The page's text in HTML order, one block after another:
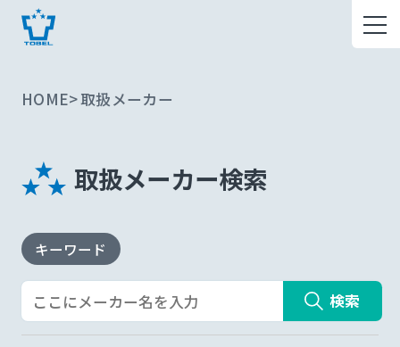
HOME 取扱メーカー
取扱メーカー検索
キーワード
検索